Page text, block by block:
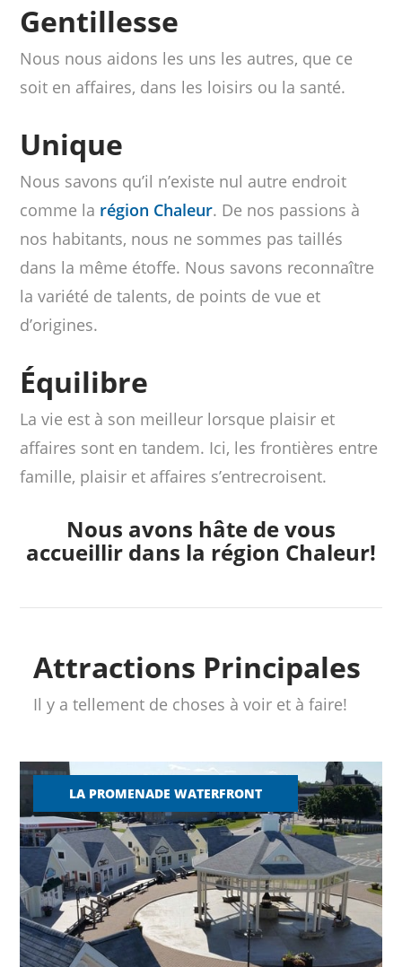
Gentillesse
Nous nous aidons les uns les autres, que ce
soit en affaires, dans les loisirs ou la santé.
Unique
Nous savons qu’il n’existe nul autre endroit
comme la région Chaleur. De nos passions à
nos habitants, nous ne sommes pas taillés
dans la même étoffe. Nous savons reconnaître
la variété de talents, de points de vue et
d’origines.
Équilibre
La vie est à son meilleur lorsque plaisir et
affaires sont en tandem. Ici, les frontières entre
famille, plaisir et affaires s’entrecroisent.
Nous avons hâte de vous
accueillir dans la région Chaleur!
Attractions Principales
Il y a tellement de choses à voir et à faire!
LA PROMENADE WATERFRONT